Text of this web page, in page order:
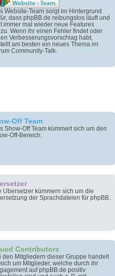
Website-Team sorgt im Hintergrund
dass phpBB.de reibungslos läuft und
immer mal wieder neue Features
Wenn ihr einen Fehler findet oder
Verbesserungsvorschlag habt,
am besten ein neues Thema im
Community-Talk.
Off Team
Show-Off Team kümmert sich um den
Off-Bereich.
Übersetzer kümmern sich um die
der Sprachdateien für phpBB.
Contributors
den Mitgliedern dieser Gruppe handelt
um Mitglieder, welche durch ihr
auf phpBB.de positiv